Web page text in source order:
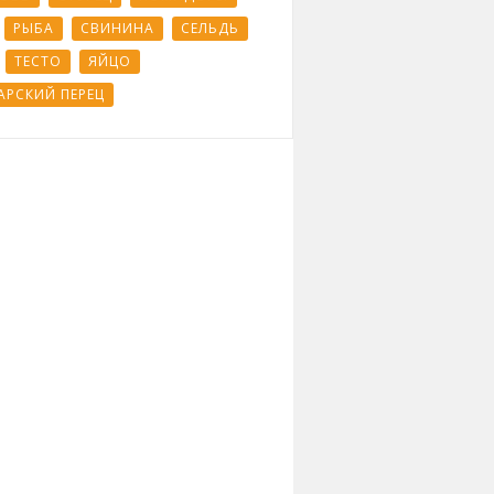
РЫБА СВИНИНА
СЕЛЬДЬ
ТЕСТО
ЯЙЦО
ПЕРЕЦ